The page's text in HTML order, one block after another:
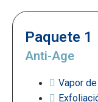
Paquete 1
Anti-Age
Vapor